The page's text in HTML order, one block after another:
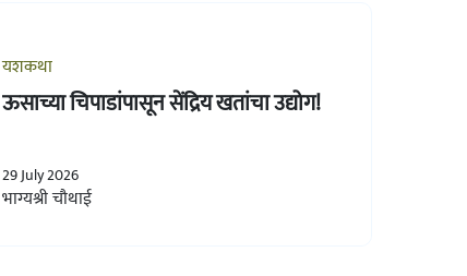
यशकथा
ऊसाच्या चिपाडांपासून सेंद्रिय खतांचा उद्योग!
29 July 2026
भाग्यश्री चौथाई